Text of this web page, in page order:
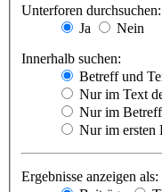
Unterforen durchsuchen:
Ja
Nein
Innerhalb suchen:
Betreff und
Nur im Text
Nur im
Nur im ersten
Ergebnisse anzeigen als: